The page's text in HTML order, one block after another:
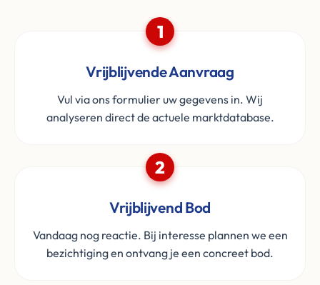
1
Vrijblijvende Aanvraag
Vul via ons formulier uw gegevens in. Wij
analyseren direct de actuele marktdatabase.
2
Vrijblijvend Bod
Vandaag nog reactie. Bij interesse plannen we een
bezichtiging en ontvang je een concreet bod.